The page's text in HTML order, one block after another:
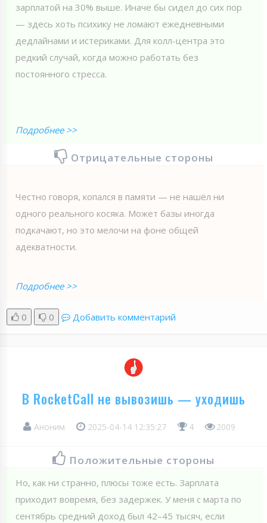
зарплатой на 30% выше. Иначе бы сидел до сих пор
— здесь хоть психику не ломают ежедневными
дедлайнами и истериками. Для колл-центра это
редкий случай, когда можно работать без
постоянного стресса.
Подробнее >>
Отрицательные стороны
Честно говоря, копался в памяти — не нашёл ни
одного реального косяка. Может базы иногда
подкачают, но это мелочи на фоне общей
адекватности.
Подробнее >>
0 0 Добавить комментарий
В RocketCall не вывозишь — уходишь
Аноним 2025-04-14 12:35:27 4 2009
Положительные стороны
Но, как ни странно, плюсы тоже есть. Зарплата
приходит вовремя, без задержек. У меня с марта по
сентябрь средний доход был 42–45 тысяч, если